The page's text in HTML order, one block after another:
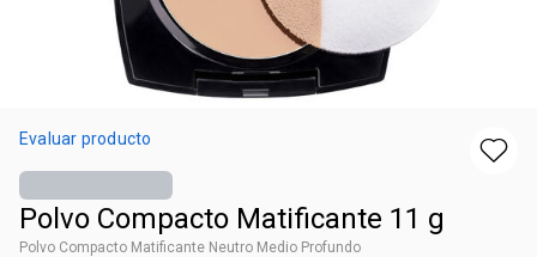
Evaluar producto
Polvo Compacto Matificante 11 g
Polvo Compacto Matificante Neutro Medio Profundo